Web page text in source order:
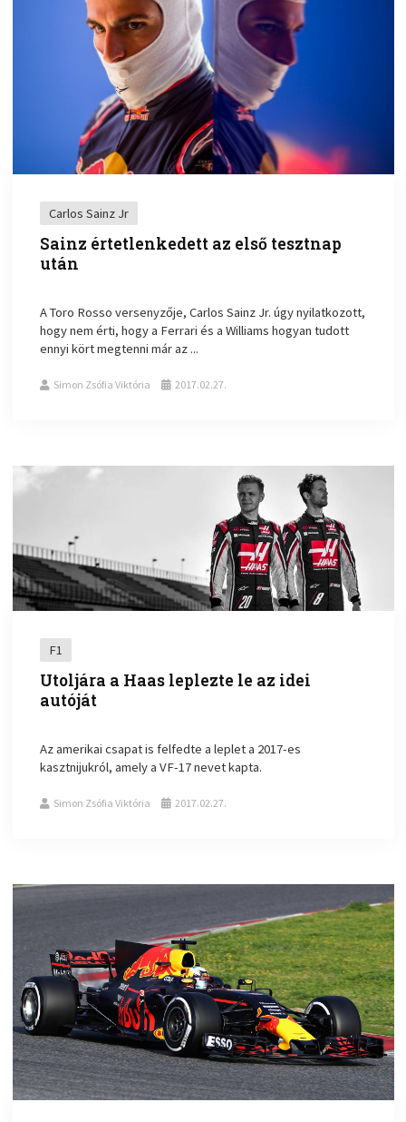
Carlos Sainz Jr
Sainz értetlenkedett az első tesztnap
után
A Toro Rosso versenyzője, Carlos Sainz Jr. úgy nyilatkozott,
hogy nem érti, hogy a Ferrari és a Williams hogyan tudott
ennyi kört megtenni már az ...
Simon Zsófia Viktória 2017.02.27.
F1
Utoljára a Haas leplezte le az idei
autóját
Az amerikai csapat is felfedte a leplet a 2017-es
kasztnijukról, amely a VF-17 nevet kapta.
Simon Zsófia Viktória 2017.02.27.